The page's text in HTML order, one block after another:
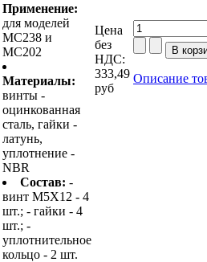
Применение:
для моделей
MC238 и
MC202
Материалы:
винты -
оцинкованная
сталь, гайки -
латунь,
уплотнение -
NBR
Состав: -
винт M5X12 - 4
шт.; - гайки - 4
шт.; -
уплотнительное
кольцо - 2 шт.
Цена
без
НДС:
333,49
руб
Описание